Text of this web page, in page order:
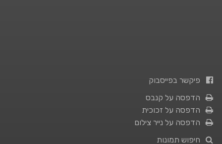
פיקשר בפייסבוק
הדפסה על קנבס
הדפסה על זכוכית
הדפסה על נייר צילום
חיפוש תמונות